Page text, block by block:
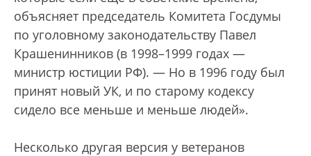
объясняет председатель Комитета Госдумы
по уголовному законодательству Павел
Крашенинников (в 1998–1999 годах —
министр юстиции РФ). — Но в 1996 году был
принят новый УК, и по старому кодексу
сидело все меньше и меньше людей».
Несколько другая версия у ветеранов